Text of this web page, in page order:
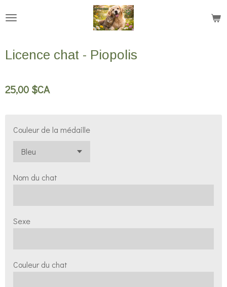
principal
Licence chat - Piopolis
25,00 $CA
Couleur de la médaille
Nom du chat
Sexe
Couleur du chat